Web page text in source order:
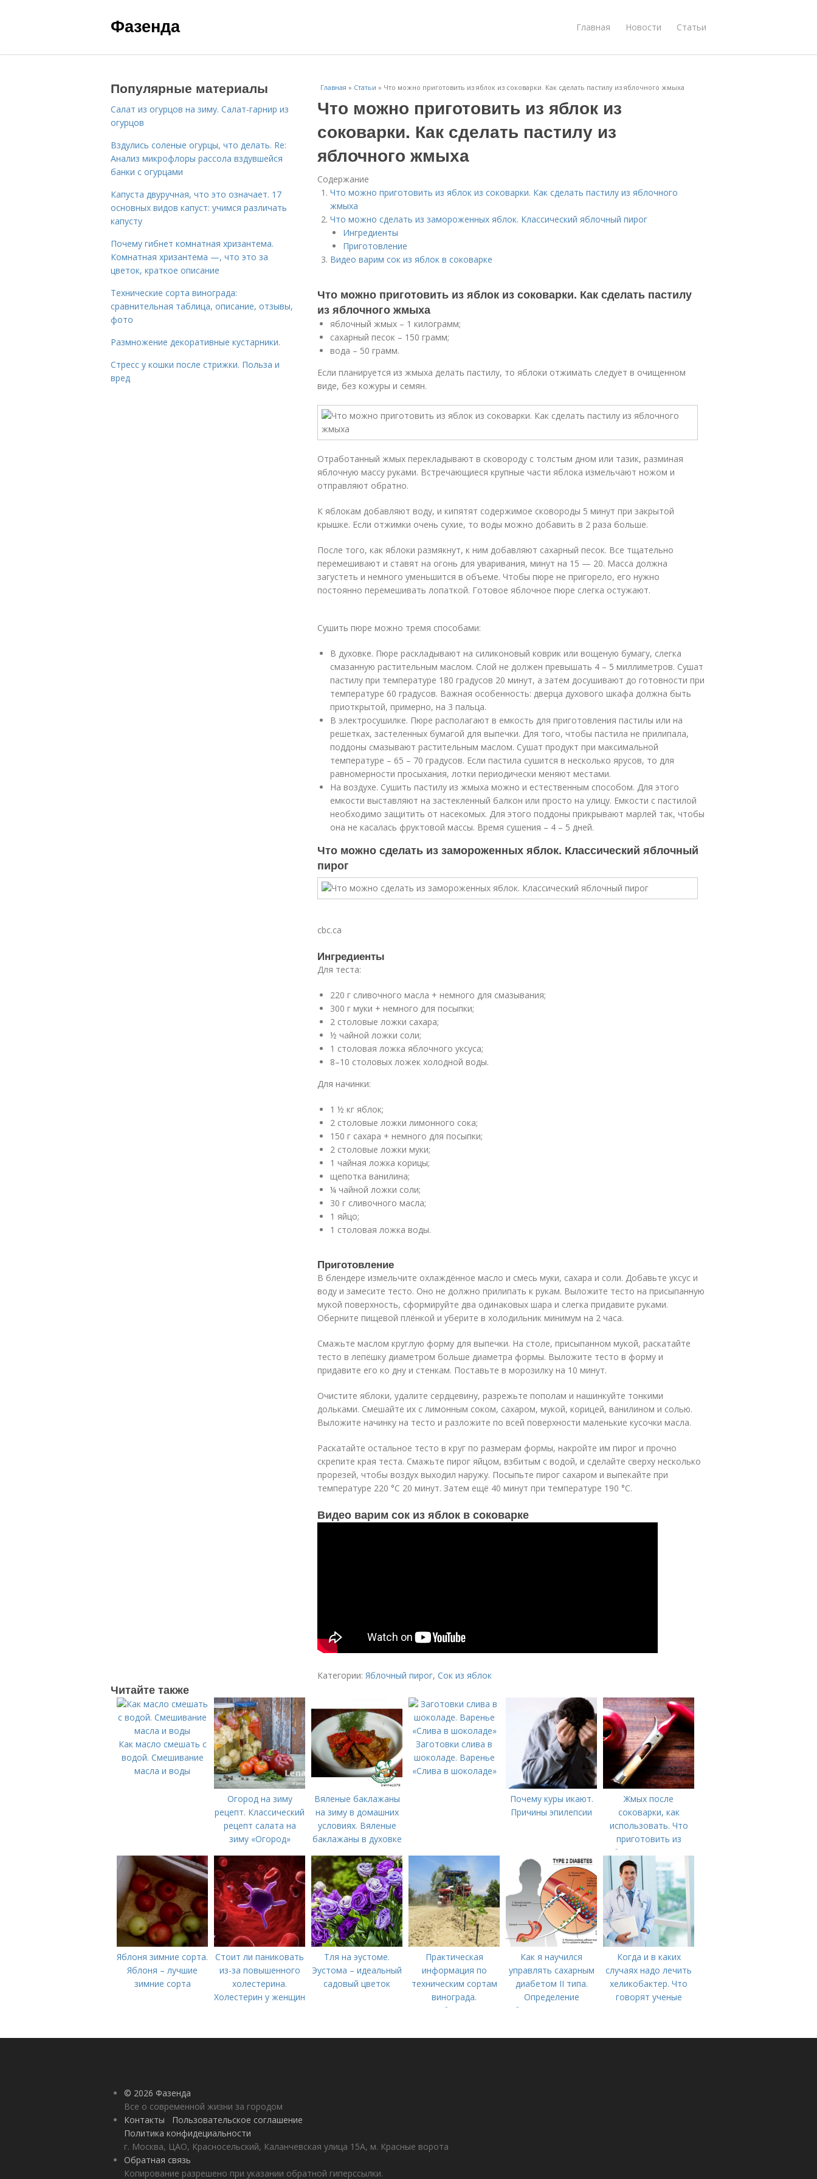
Фазенда Главная Новости Статьи
Главная » Статьи » Что можно приготовить из яблок из соковарки. Как сделать пастилу из яблочного жмыха
Что можно приготовить из яблок из
соковарки. Как сделать пастилу из
яблочного жмыха
Содержание
Что можно приготовить из яблок из соковарки. Как сделать пастилу из яблочного
жмыха
Что можно сделать из замороженных яблок. Классический яблочный пирог
Ингредиенты
Приготовление
Видео варим сок из яблок в соковарке
Что можно приготовить из яблок из соковарки. Как сделать пастилу
из яблочного жмыха
яблочный жмых – 1 килограмм;
сахарный песок – 150 грамм;
вода – 50 грамм.
Если планируется из жмыха делать пастилу, то яблоки отжимать следует в очищенном
виде, без кожуры и семян.
Отработанный жмых перекладывают в сковороду с толстым дном или тазик, разминая
яблочную массу руками. Встречающиеся крупные части яблока измельчают ножом и
отправляют обратно.
К яблокам добавляют воду, и кипятят содержимое сковороды 5 минут при закрытой
крышке. Если отжимки очень сухие, то воды можно добавить в 2 раза больше.
После того, как яблоки размякнут, к ним добавляют сахарный песок. Все тщательно
перемешивают и ставят на огонь для уваривания, минут на 15 — 20. Масса должна
загустеть и немного уменьшится в объеме. Чтобы пюре не пригорело, его нужно
постоянно перемешивать лопаткой. Готовое яблочное пюре слегка остужают.
Сушить пюре можно тремя способами:
В духовке. Пюре раскладывают на силиконовый коврик или вощеную бумагу, слегка
смазанную растительным маслом. Слой не должен превышать 4 – 5 миллиметров. Сушат
пастилу при температуре 180 градусов 20 минут, а затем досушивают до готовности при
температуре 60 градусов. Важная особенность: дверца духового шкафа должна быть
приоткрытой, примерно, на 3 пальца.
В электросушилке. Пюре располагают в емкость для приготовления пастилы или на
решетках, застеленных бумагой для выпечки. Для того, чтобы пастила не прилипала,
поддоны смазывают растительным маслом. Сушат продукт при максимальной
температуре – 65 – 70 градусов. Если пастила сушится в несколько ярусов, то для
равномерности просыхания, лотки периодически меняют местами.
На воздухе. Сушить пастилу из жмыха можно и естественным способом. Для этого
емкости выставляют на застекленный балкон или просто на улицу. Емкости с пастилой
необходимо защитить от насекомых. Для этого поддоны прикрывают марлей так, чтобы
она не касалась фруктовой массы. Время сушения – 4 – 5 дней.
Что можно сделать из замороженных яблок. Классический яблочный
пирог
cbc.ca
Ингредиенты
Для теста:
220 г сливочного масла + немного для смазывания;
300 г муки + немного для посыпки;
2 столовые ложки сахара;
½ чайной ложки соли;
1 столовая ложка яблочного уксуса;
8–10 столовых ложек холодной воды.
Для начинки:
1 ½ кг яблок;
2 столовые ложки лимонного сока;
150 г сахара + немного для посыпки;
2 столовые ложки муки;
1 чайная ложка корицы;
щепотка ванилина;
¼ чайной ложки соли;
30 г сливочного масла;
1 яйцо;
1 столовая ложка воды.
Приготовление
В блендере измельчите охлаждённое масло и смесь муки, сахара и соли. Добавьте уксус и
воду и замесите тесто. Оно не должно прилипать к рукам. Выложите тесто на присыпанную
мукой поверхность, сформируйте два одинаковых шара и слегка придавите руками.
Оберните пищевой плёнкой и уберите в холодильник минимум на 2 часа.
Смажьте маслом круглую форму для выпечки. На столе, присыпанном мукой, раскатайте
тесто в лепёшку диаметром больше диаметра формы. Выложите тесто в форму и
придавите его ко дну и стенкам. Поставьте в морозилку на 10 минут.
Очистите яблоки, удалите сердцевину, разрежьте пополам и нашинкуйте тонкими
дольками. Смешайте их с лимонным соком, сахаром, мукой, корицей, ванилином и солью.
Выложите начинку на тесто и разложите по всей поверхности маленькие кусочки масла.
Раскатайте остальное тесто в круг по размерам формы, накройте им пирог и прочно
скрепите края теста. Смажьте пирог яйцом, взбитым с водой, и сделайте сверху несколько
прорезей, чтобы воздух выходил наружу. Посыпьте пирог сахаром и выпекайте при
температуре 220 °C 20 минут. Затем ещё 40 минут при температуре 190 °C.
Видео варим сок из яблок в соковарке
Категории: Яблочный пирог, Сок из яблок
Популярные материалы
Салат из огурцов на зиму. Салат-гарнир из
огурцов
Вздулись соленые огурцы, что делать. Re:
Анализ микрофлоры рассола вздувшейся
банки с огурцами
Капуста двуручная, что это означает. 17
основных видов капуст: учимся различать
капусту
Почему гибнет комнатная хризантема.
Комнатная хризантема —, что это за
цветок, краткое описание
Технические сорта винограда:
сравнительная таблица, описание, отзывы,
фото
Размножение декоративные кустарники.
Стресс у кошки после стрижки. Польза и
вред
Читайте также
Как масло смешать с
водой. Смешивание
масла и воды
Огород на зиму
рецепт. Классический
рецепт салата на
зиму «Огород»
Вяленые баклажаны
на зиму в домашних
условиях. Вяленые
баклажаны в духовке
приготовления на
зиму с фото в
домашних условиях
Заготовки слива в
шоколаде. Варенье
«Слива в шоколаде»
Почему куры икают.
Причины эпилепсии
Жмых после
соковарки, как
использовать. Что
приготовить из
яблочного пюре от
сока после
соковарки,
соковыжималки.
Рецепты пошагово
Яблоня зимние сорта.
Яблоня – лучшие
зимние сорта
Стоит ли паниковать
из-за повышенного
холестерина.
Холестерин у женщин
Тля на эустоме.
Эустома – идеальный
садовый цветок
Практическая
информация по
техническим сортам
винограда.
Особенности
винограда
Как я научился
управлять сахарным
диабетом II типа.
Определение
болезни. Причины
Когда и в каких
случаях надо лечить
хеликобактер. Что
говорят ученые
© 2026 Фазенда
Все о современной жизни за городом
Контакты
Пользовательское соглашение
Политика конфидециальности
г. Москва, ЦАО, Красносельский, Каланчевская улица 15А, м. Красные ворота
Обратная связь
Копирование разрешено при указании обратной гиперссылки.